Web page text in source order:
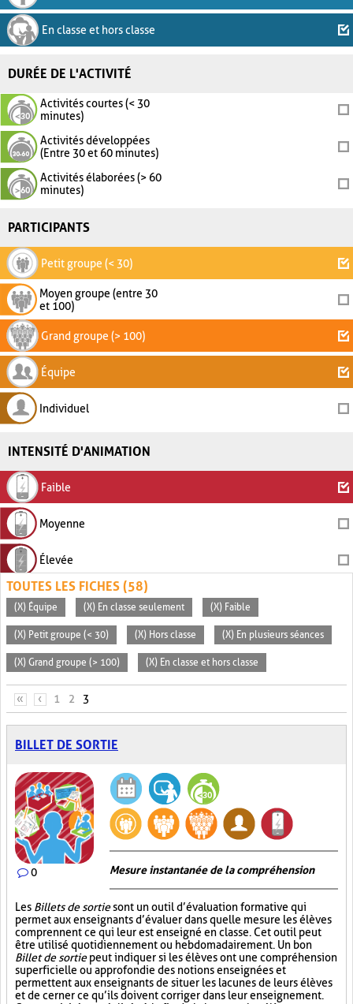
En classe et hors classe
DURÉE DE L'ACTIVITÉ
Activités courtes (< 30
minutes)
Activités développées
(Entre 30 et 60 minutes)
Activités élaborées (> 60
minutes)
PARTICIPANTS
Petit groupe (< 30)
Moyen groupe (entre 30
et 100)
Grand groupe (> 100)
Équipe
Individuel
INTENSITÉ D'ANIMATION
Faible
Moyenne
Élevée
TOUTES LES FICHES (58)
(X) Équipe (X) En classe seulement (X) Faible
(X) Petit groupe (< 30) (X) Hors classe (X) En plusieurs séances
(X) Grand groupe (> 100) (X) En classe et hors classe
PAGES
« ‹ 1 2 3
BILLET DE SORTIE
0 Mesure instantanée de la compréhension
Les Billets de sortiesont un outil d’évaluation formative qui
permet aux enseignants d’évaluer dans quelle mesure les élèves
comprennent ce qui leur est enseigné en classe. Cet outil peut
être utilisé quotidiennement ou hebdomadairement. Un bon
Billet de sortiepeut indiquer si les élèves ont une compréhension
superficielle ou approfondie des notions enseignées et
permettent aux enseignants de situer les lacunes de leurs élèves
et de cerner ce qu’ils doivent corriger dans leur enseignement.